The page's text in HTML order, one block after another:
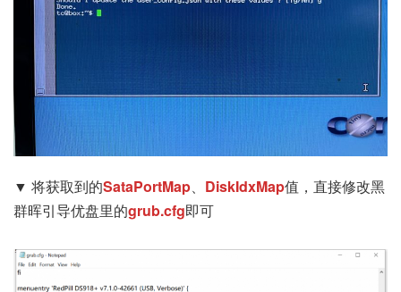
▼ 将获取到的SataPortMap、 DiskIdxMap值，直接修改黑
群晖引导优盘里的grub.cfg即可